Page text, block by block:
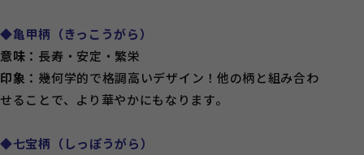
◆亀甲柄（きっこうがら）
意味： 長寿・安定・繁栄
印象： 幾何学的で格調高いデザイン！他の柄と組み合わ
せることで、より華やかにもなります。
◆七宝柄（しっぽうがら）